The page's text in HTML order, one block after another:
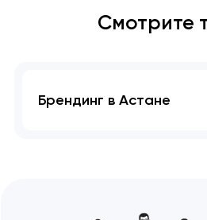
Смотрите
Брендинг в Астане